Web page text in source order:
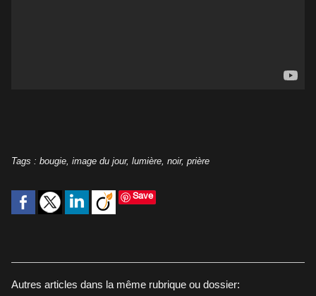
Tags : bougie image du jour, lumière noir, prière
Save
Autres articles dans la même rubrique ou dossier: